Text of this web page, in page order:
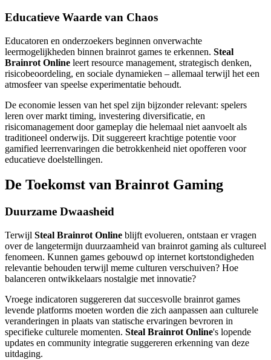
Educatieve Waarde van Chaos
Educatoren en onderzoekers beginnen onverwachte
leermogelijkheden binnen brainrot games te erkennen. Steal
Brainrot Online leert resource management, strategisch denken,
risicobeoordeling, en sociale dynamieken – allemaal terwijl het een
atmosfeer van speelse experimentatie behoudt.
De economie lessen van het spel zijn bijzonder relevant: spelers
leren over markt timing, investering diversificatie, en
risicomanagement door gameplay die helemaal niet aanvoelt als
traditioneel onderwijs. Dit suggereert krachtige potentie voor
gamified leerrenvaringen die betrokkenheid niet opofferen voor
educatieve doelstellingen.
De Toekomst van Brainrot Gaming
Duurzame Dwaasheid
Terwijl Steal Brainrot Online blijft evolueren, ontstaan er vragen
over de langetermijn duurzaamheid van brainrot gaming als cultureel
fenomeen. Kunnen games gebouwd op internet kortstondigheden
relevantie behouden terwijl meme culturen verschuiven? Hoe
balanceren ontwikkelaars nostalgie met innovatie?
Vroege indicatoren suggereren dat succesvolle brainrot games
levende platforms moeten worden die zich aanpassen aan culturele
veranderingen in plaats van statische ervaringen bevroren in
specifieke culturele momenten. Steal Brainrot Online's lopende
updates en community integratie suggereren erkenning van deze
uitdaging.